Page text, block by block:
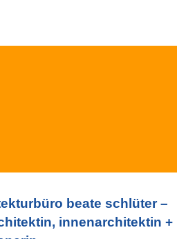
beate schlüter –
innenarchitektin +